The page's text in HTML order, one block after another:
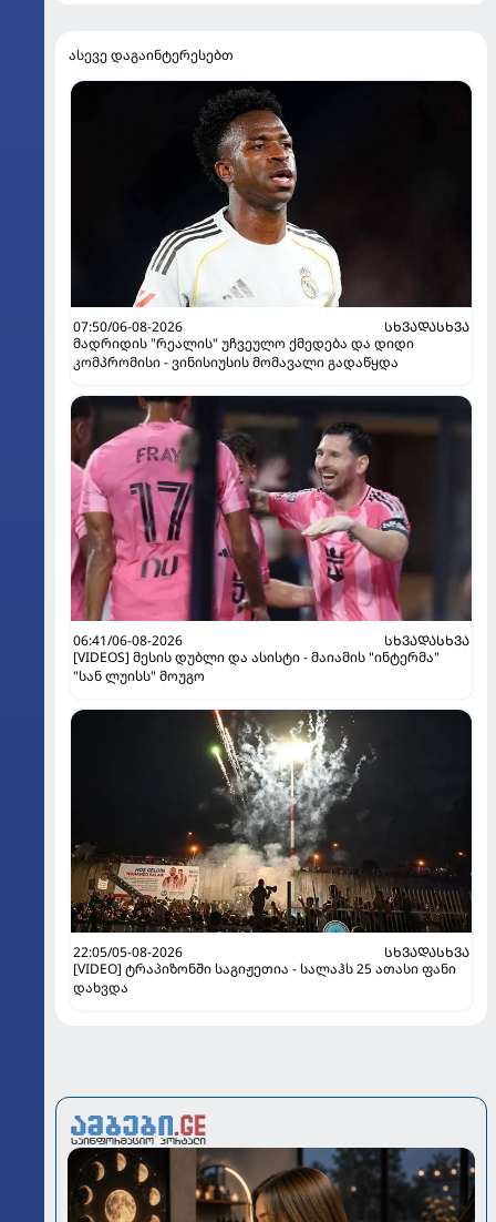
ასევე დაგაინტერესებთ
07:50/06-08-2026
ᲡᲮᲕᲐᲓᲐᲡᲮᲕᲐ
მადრიდის "რეალის" უჩვეულო ქმედება და დიდი
კომპრომისი - ვინისიუსის მომავალი გადაწყდა
06:41/06-08-2026
ᲡᲮᲕᲐᲓᲐᲡᲮᲕᲐ
[VIDEOS] მესის დუბლი და ასისტი - მაიამის "ინტერმა"
"სან ლუისს" მოუგო
22:05/05-08-2026
ᲡᲮᲕᲐᲓᲐᲡᲮᲕᲐ
[VIDEO] ტრაპიზონში საგიჟეთია - სალაჰს 25 ათასი ფანი
დახვდა